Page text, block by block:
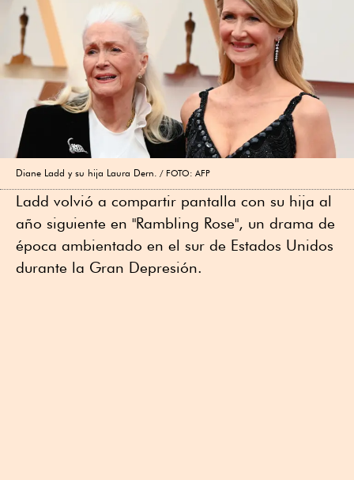
Diane Ladd y su hija Laura Dern. FOTO: AFP
Ladd volvió a compartir pantalla con su hija al
año siguiente en "Rambling Rose", un drama de
época ambientado en el sur de Estados Unidos
durante la Gran Depresión.